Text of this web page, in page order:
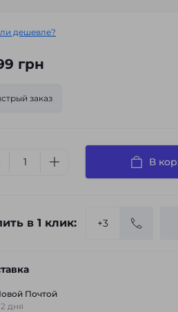
дешевле?
грн
заказ
В
в 1 клик:
Почтой
2 дня